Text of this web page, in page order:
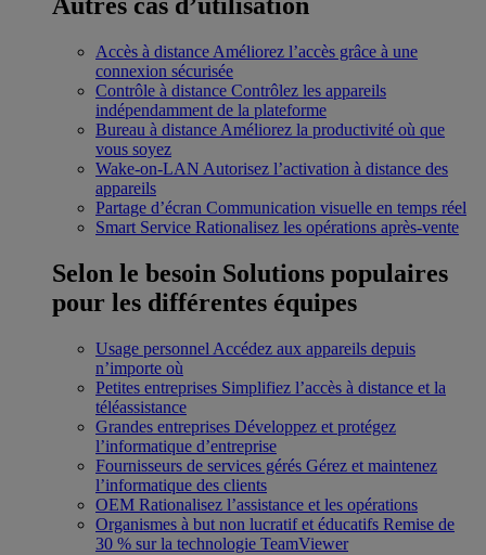
Autres cas d’utilisation
Accès à distance Améliorez l’accès grâce à une
connexion sécurisée
Contrôle à distance Contrôlez les appareils
indépendamment de la plateforme
Bureau à distance Améliorez la productivité où que
vous soyez
Wake-on-LAN Autorisez l’activation à distance des
appareils
Partage d’écran Communication visuelle en temps réel
Smart Service Rationalisez les opérations après-vente
Selon le besoin Solutions populaires
pour les différentes équipes
Usage personnel Accédez aux appareils depuis
n’importe où
Petites entreprises Simplifiez l’accès à distance et la
téléassistance
Grandes entreprises Développez et protégez
l’informatique d’entreprise
Fournisseurs de services gérés Gérez et maintenez
l’informatique des clients
OEM Rationalisez l’assistance et les opérations
Organismes à but non lucratif et éducatifs Remise de
30 % sur la technologie TeamViewer